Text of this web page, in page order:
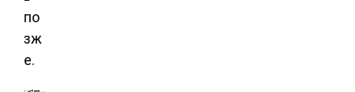
по
зж
е.